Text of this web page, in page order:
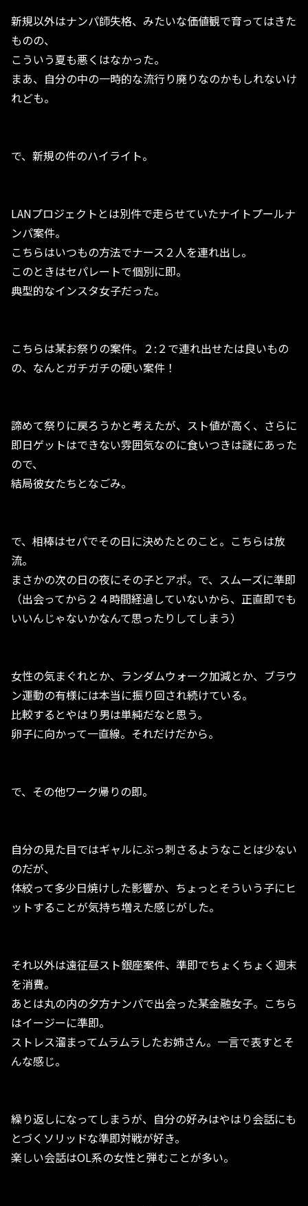
新規以外はナンパ師失格、みたいな価値観で育ってはきた
ものの、
こういう夏も悪くはなかった。
まあ、自分の中の一時的な流行り廃りなのかもしれないけ
れども。
で、新規の件のハイライト。
LANプロジェクトとは別件で走らせていたナイトプールナ
ンパ案件。
こちらはいつもの方法でナース２人を連れ出し。
このときはセパレートで個別に即。
典型的なインスタ女子だった。
こちらは某お祭りの案件。２:２で連れ出せたは良いもの
の、なんとガチガチの硬い案件！
諦めて祭りに戻ろうかと考えたが、スト値が高く、さらに
即日ゲットはできない雰囲気なのに食いつきは謎にあった
ので、
結局彼女たちとなごみ。
で、相棒はセパでその日に決めたとのこと。こちらは放
流。
まさかの次の日の夜にその子とアポ。で、スムーズに準即
（出会ってから２４時間経過していないから、正直即でも
いいんじゃないかなんて思ったりしてしまう）
女性の気まぐれとか、ランダムウォーク加減とか、ブラウ
ン運動の有様には本当に振り回され続けている。
比較するとやはり男は単純だなと思う。
卵子に向かって一直線。それだけだから。
で、その他ワーク帰りの即。
自分の見た目ではギャルにぶっ刺さるようなことは少ない
のだが、
体絞って多少日焼けした影響か、ちょっとそういう子にヒ
ットすることが気持ち増えた感じがした。
それ以外は遠征昼スト銀座案件、準即でちょくちょく週末
を消費。
あとは丸の内の夕方ナンパで出会った某金融女子。こちら
はイージーに準即。
ストレス溜まってムラムラしたお姉さん。一言で表すとそ
んな感じ。
繰り返しになってしまうが、自分の好みはやはり会話にも
とづくソリッドな準即対戦が好き。
楽しい会話はOL系の女性と弾むことが多い。